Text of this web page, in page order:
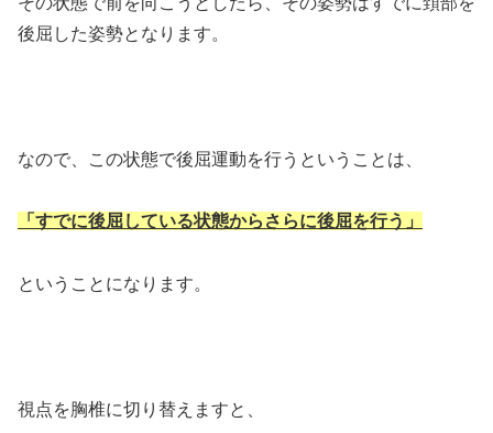
後屈した姿勢となります。
なので、この状態で後屈運動を行うということは、
「すでに後屈している状態からさらに後屈を行う」
ということになります。
視点を胸椎に切り替えますと、